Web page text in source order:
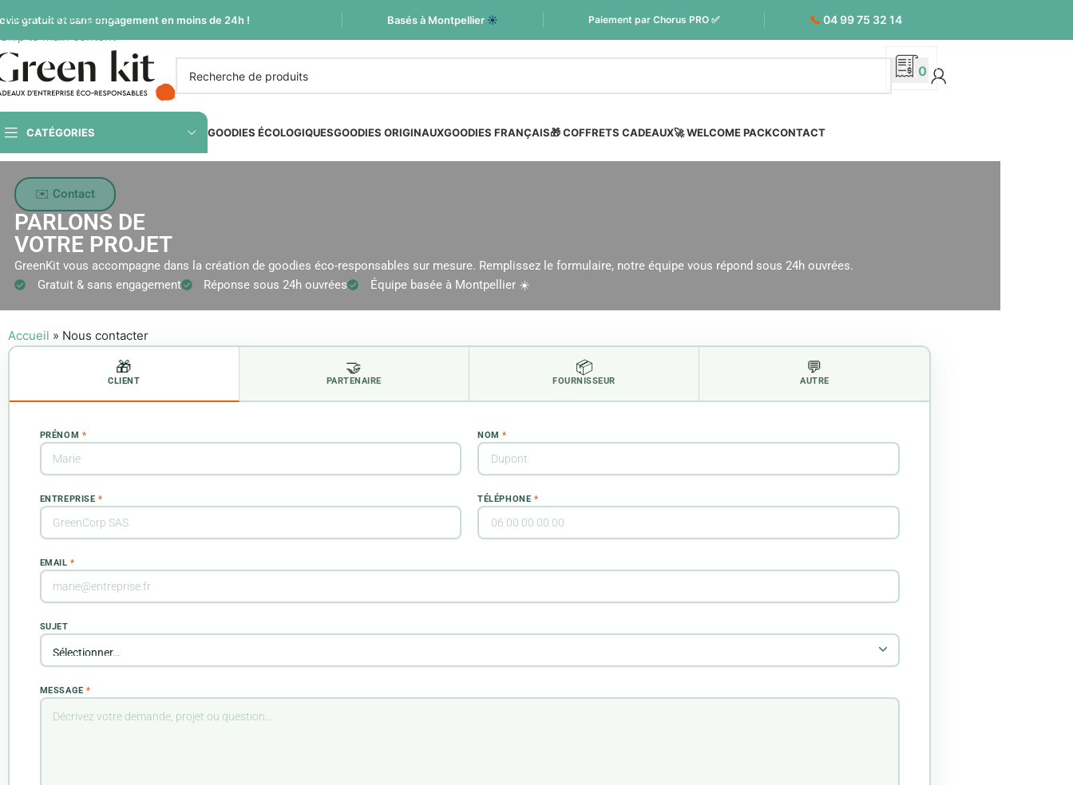
Sauter à la navigation
Skip to main content
gratuit et sans engagement en moins de 24h ! Basés à Montpellier ☀️ Paiement par Chorus PRO ✅ 📞 04 99 75 32 14
0
CATÉGORIES GOODIES ÉCOLOGIQUESGOODIES ORIGINAUXGOODIES FRANÇAIS🎁 COFFRETS CADEAUX🚀 WELCOME PACKCONTACT
✉️ Contact
PARLONS DE
VOTRE PROJET
GreenKit vous accompagne dans la création de goodies éco-responsables sur mesure. Remplissez le formulaire, notre équipe vous répond sous 24h ouvrées.
Gratuit & sans engagement
Réponse sous 24h ouvrées Équipe basée à Montpellier ☀️
Accueil » Nous contacter
🎁
CLIENT
🤝
PARTENAIRE
📦
FOURNISSEUR
💬
AUTRE
PRÉNOM * NOM*
ENTREPRISE* TÉLÉPHONE *
EMAIL*
SUJET
MESSAGE*